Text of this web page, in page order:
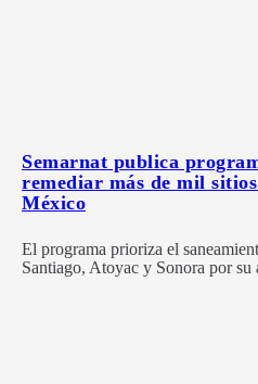
Semarnat publica
remediar más de mil
México
El programa prioriza el
Santiago, Atoyac y Sonora por